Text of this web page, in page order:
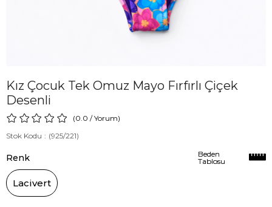
Kız Çocuk Tek Omuz Mayo Fırfırlı Çiçek
Desenli
0.0 /Yorum)
Stok Kodu
(925/221)
Renk
Lacivert
Beden
Tablosu
Beden
Tablosu